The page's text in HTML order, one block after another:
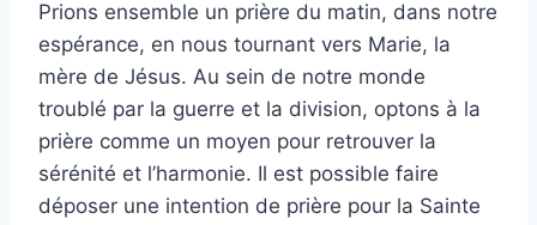
Prions ensemble un prière du matin, dans notre
espérance, en nous tournant vers Marie, la
mère de Jésus. Au sein de notre monde
troublé par la guerre et la division, optons à la
prière comme un moyen pour retrouver la
sérénité et l’harmonie. Il est possible faire
déposer une intention de prière pour la Sainte